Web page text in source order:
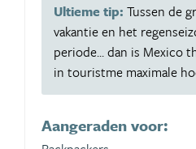
Ultieme tip: Tussen de
vakantie en het
periode... dan is Mexico
in touristme maximale
Aangeraden voor: